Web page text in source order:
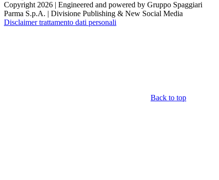
Copyright 2026 | Engineered and powered by Gruppo Spaggiari
Parma S.p.A. | Divisione Publishing & New Social Media
Disclaimer trattamento dati personali
Back to top